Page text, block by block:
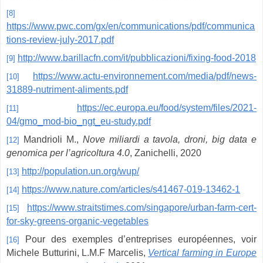
[8]
https://www.pwc.com/gx/en/communications/pdf/communica
tions-review-july-2017.pdf
[9] http://www.barillacfn.com/it/pubblicazioni/fixing-food-2018
[10]
https://www.actu-environnement.com/media/pdf/news-
31889-nutriment-aliments.pdf
[11]
https://ec.europa.eu/food/system/files/2021-
04/gmo_mod-bio_ngt_eu-study.pdf
[12] Mandrioli M., Nove miliardi a tavola, droni, big data e
genomica per l’agricoltura 4.0, Zanichelli, 2020
[13] http://population.un.org/wup/
[14] https://www.nature.com/articles/s41467-019-13462-1
[15]
https://www.straitstimes.com/singapore/urban-farm-cert-
for-sky-greens-organic-vegetables
[16]
Pour des exemples d’entreprises européennes, voir
Michele Butturini, L.M.F Marcelis, Vertical farming in Europe